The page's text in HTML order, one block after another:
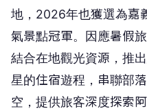
地，2026年也獲選為嘉
氣景點冠軍。因應暑假
結合在地觀光資源，推
星的住宿遊程，串聯部
空，提供旅客深度探索